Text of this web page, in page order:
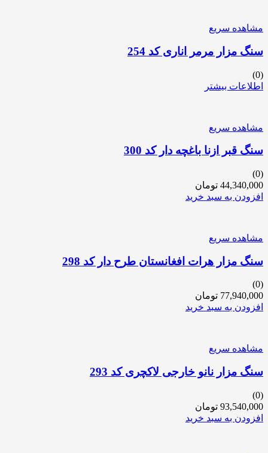
مشاهده سریع
سنگ مزار مرمر اناری کد 254
(0)
اطلاعات بیشتر
مشاهده سریع
سنگ قبر ازنا باغچه دار کد 300
(0)
44,340,000 تومان
افزودن به سبد خرید
مشاهده سریع
سنگ مزار هرات افغانستان طرح دار کد 298
(0)
77,940,000 تومان
افزودن به سبد خرید
مشاهده سریع
سنگ مزار نانو خارجی لاکچری کد 293
(0)
93,540,000 تومان
افزودن به سبد خرید